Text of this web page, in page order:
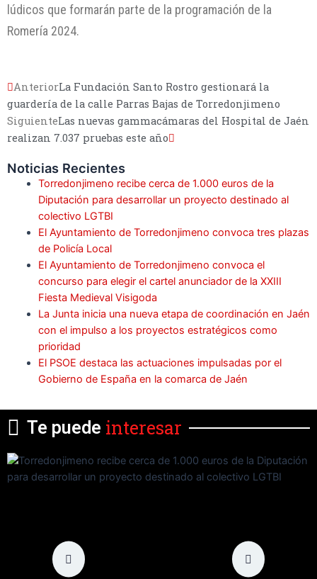
lúdicos que formarán parte de la programación de la
Romería 2024.
AnteriorLa Fundación Santo Rostro gestionará la
guardería de la calle Parras Bajas de Torredonjimeno
SiguienteLas nuevas gammacámaras del Hospital de Jaén
realizan 7.037 pruebas este año
Noticias Recientes
Torredonjimeno recibe cerca de 1.000 euros de la
Diputación para desarrollar un proyecto destinado al
colectivo LGTBI
El Ayuntamiento de Torredonjimeno convoca tres plazas
de Policía Local
El Ayuntamiento de Torredonjimeno convoca el
concurso para elegir el cartel anunciador de la XXIII
Fiesta Medieval Visigoda
La Junta inicia una nueva etapa de coordinación en Jaén
con el impulso a los proyectos estratégicos como
prioridad
El PSOE destaca las actuaciones impulsadas por el
Gobierno de España en la comarca de Jaén
Te puede interesar